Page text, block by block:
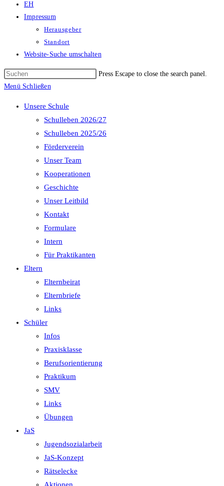
EH
Impressum
Herausgeber
Standort
Website-Suche umschalten
Press Escape to close the search panel.
Menü Schließen
Unsere Schule
Schulleben 2026/27
Schulleben 2025/26
Förderverein
Unser Team
Kooperationen
Geschichte
Unser Leitbild
Kontakt
Formulare
Intern
Für Praktikanten
Eltern
Elternbeirat
Elternbriefe
Links
Schüler
Infos
Praxisklasse
Berufsorientierung
Praktikum
SMV
Links
Übungen
JaS
Jugendsozialarbeit
JaS-Konzept
Rätselecke